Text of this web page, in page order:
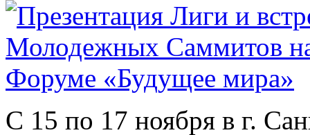
С 15 по 17 ноября в г.